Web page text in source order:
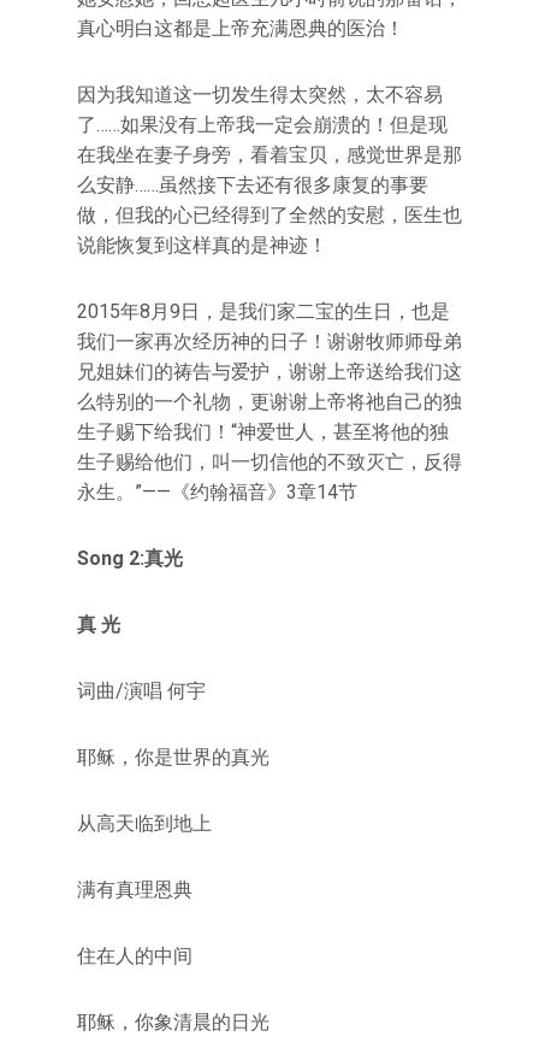
真心明白这都是上帝充满恩典的医治！
因为我知道这一切发生得太突然，太不容易
了……如果没有上帝我一定会崩溃的！但是现
在我坐在妻子身旁，看着宝贝，感觉世界是那
么安静……虽然接下去还有很多康复的事要
做，但我的心已经得到了全然的安慰，医生也
说能恢复到这样真的是神迹！
2015年8月9日，是我们家二宝的生日，也是
我们一家再次经历神的日子！谢谢牧师师母弟
兄姐妹们的祷告与爱护，谢谢上帝送给我们这
么特别的一个礼物，更谢谢上帝将祂自己的独
生子赐下给我们！“神爱世人，甚至将他的独
生子赐给他们，叫一切信他的不致灭亡，反得
永生。”——《约翰福音》3章14节
Song 2:真光
真 光
词曲/演唱 何宇
耶稣，你是世界的真光
从高天临到地上
满有真理恩典
住在人的中间
耶稣，你象清晨的日光